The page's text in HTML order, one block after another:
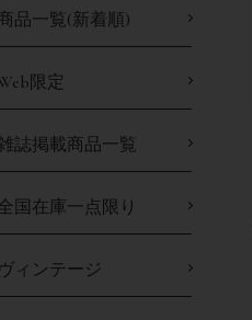
品一覧(新着順)
限定
誌掲載商品一覧
国在庫一点限り
ヴィンテージ